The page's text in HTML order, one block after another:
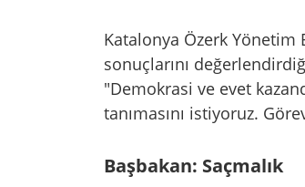
Katalonya Özerk Yönetim
sonuçlarını
"Demokrasi ve evet
tanımasını istiyoruz.
Başbakan: Saçmalık